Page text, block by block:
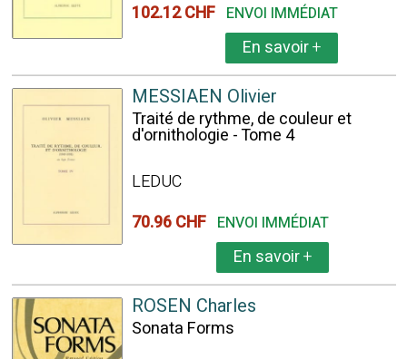
102.12 CHF ENVOI IMMÉDIAT
En savoir+
MESSIAEN Olivier
Traité de rythme, de couleur et
d'ornithologie - Tome 4
LEDUC
70.96 CHF ENVOI IMMÉDIAT
En savoir+
ROSEN Charles
Sonata Forms